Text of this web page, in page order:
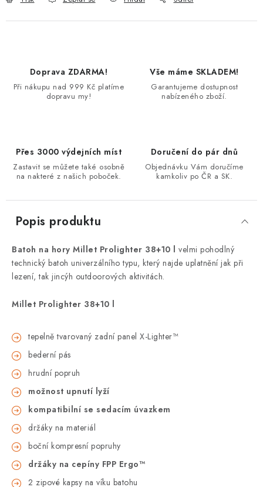
Doprava ZDARMA!
Při nákupu nad 999 Kč platíme
dopravu my!
Vše máme SKLADEM!
Garantujeme dostupnost
nabízeného zboží.
Přes 3000 výdejních míst
Zastavit se můžete také osobně
na nakteré z našich poboček.
Doručení do pár dnů
Objednávku Vám doručíme
kamkoliv po ČR a SK.
Popis produktu
Batoh na hory Millet Prolighter 38+10 l velmi pohodlný
technický batoh univerzálního typu, který najde uplatnění jak při
lezení, tak jincýh outdoorových aktivitách.
Millet Prolighter 38+10 l
tepelně tvarovaný zadní panel X-Lighter™
bederní pás
hrudní popruh
možnost upnutí lyží
kompatibilní se sedacím úvazkem
držáky na materiál
boční kompresní popruhy
držáky na cepíny FPP Ergo™
2 zipové kapsy na víku batohu